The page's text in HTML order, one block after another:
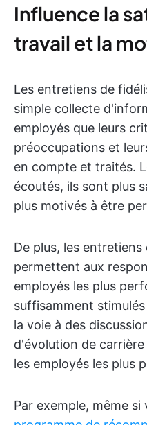
Influence la
travail et la
Les entretiens de
simple collecte
employés que leurs
préoccupations et
en compte et traités.
écoutés, ils sont plus
plus motivés à être
De plus, les
permettent aux
employés les plus
suffisamment
la voie à des
d'évolution de
les employés les plus
Par exemple, même